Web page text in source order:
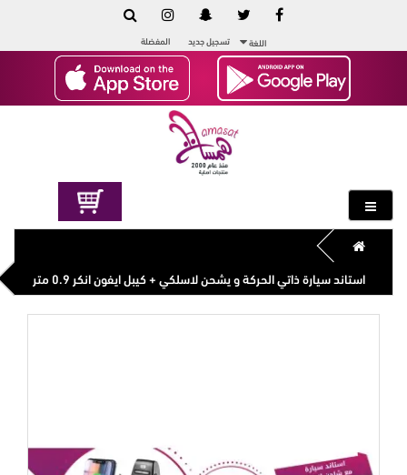
اللغة تسجيل جديد المفضلة
استاند سيارة ذاتي الحركة و يشحن لاسلكي + كيبل ايفون انكر 0.9 متر